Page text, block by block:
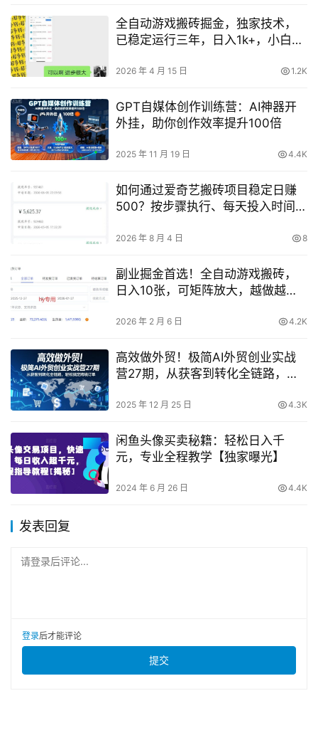
全自动游戏搬砖掘金，独家技术，
已稳定运行三年，日入1k+，小白闭
2026 年 4 月 15 日 1.2K
GPT自媒体创作训练营：AI神器开
外挂，助你创作效率提升100倍
2025 年 11 月 19 日 4.4K
如何通过爱奇艺搬砖项目稳定日赚
500？按步骤执行、每天投入时间的
2026 年 8 月 4 日 8
副业掘金首选！全自动游戏搬砖，
日入10张，可矩阵放大，越做越賺
2026 年 2 月 6 日 4.2K
高效做外贸！极简AI外贸创业实战
营27期，从获客到转化全链路，轻
2025 年 12 月 25 日 4.3K
闲鱼头像买卖秘籍：轻松日入千
元，专业全程教学【独家曝光】
2024 年 6 月 26 日 4.4K
发表回复
请登录后评论...
登录后才能评论
提交